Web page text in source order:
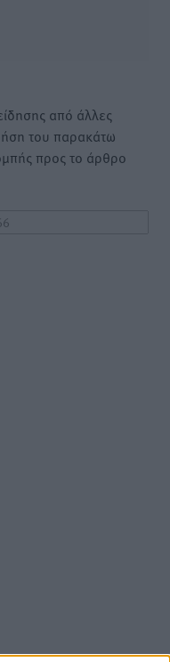
από άλλες
του παρακάτω
προς το άρθρο